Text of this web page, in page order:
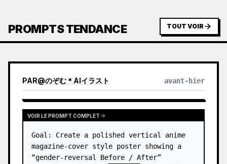
PROMPTS TENDANCE TOUT VOIR
PAR@のぞむ＊AIイラスト avant-hier
VOIR LE PROMPT COMPLET
Goal: Create a polished vertical anime
magazine-cover style poster showing a
“gender-reversal Before / After”